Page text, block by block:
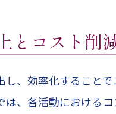
とコスト削
、効率化することで
は、各活動における